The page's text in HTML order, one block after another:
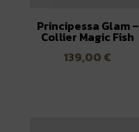
Principessa Glam –
Collier Magic Fish
139,00 €